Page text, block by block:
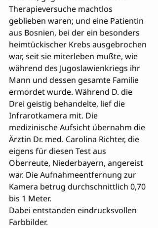
Therapieversuche machtlos
geblieben waren; und eine Patientin
aus Bosnien, bei der ein besonders
heimtückischer Krebs ausgebrochen
war, seit sie miterleben mußte, wie
während des Jugoslawienkriegs ihr
Mann und dessen gesamte Familie
ermordet wurde. Während D. die
Drei geistig behandelte, lief die
Infrarotkamera mit. Die
medizinische Aufsicht übernahm die
Ärztin Dr. med. Carolina Richter, die
eigens für diesen Test aus
Oberreute, Niederbayern, angereist
war. Die Aufnahmeentfernung zur
Kamera betrug durchschnittlich 0,70
bis 1 Meter.
Dabei entstanden eindrucksvollen
Farbbilder.